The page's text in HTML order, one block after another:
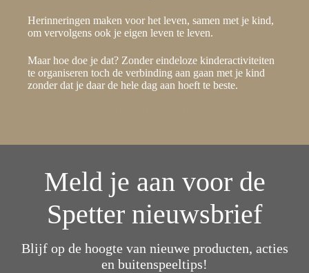
Herinneringen maken voor het leven, samen met je kind,
om vervolgens ook je eigen leven te leven.
Maar hoe doe je dat? Zonder eindeloze kinderactiviteiten
te organiseren toch de verbinding aan gaan met je kind
zonder dat je daar de hele dag aan hoeft te beste.
Meld je aan voor de
Spetter nieuwsbrief
Blijf op de hoogte van nieuwe producten, acties
en buitenspeeltips!